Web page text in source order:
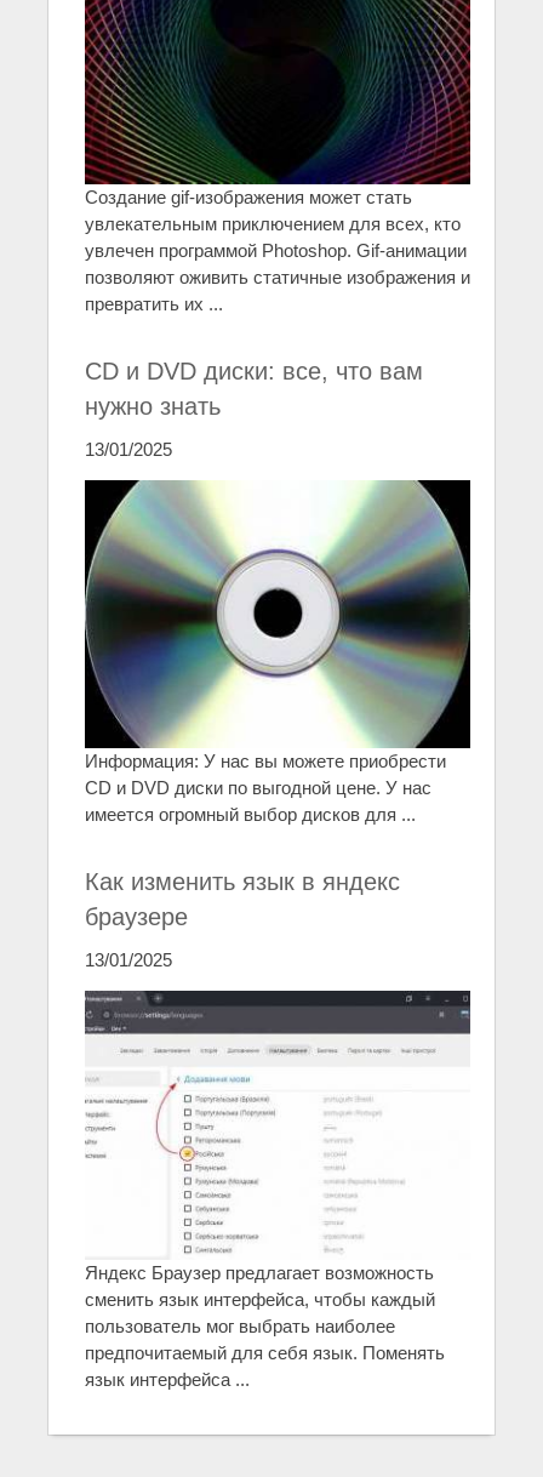
Создание gif-изображения может стать
увлекательным приключением для всех, кто
увлечен программой Photoshop. Gif-анимации
позволяют оживить статичные изображения и
превратить их ...
CD и DVD диски: все, что вам
нужно знать
13/01/2025
Информация: У нас вы можете приобрести
CD и DVD диски по выгодной цене. У нас
имеется огромный выбор дисков для ...
Как изменить язык в яндекс
браузере
13/01/2025
Яндекс Браузер предлагает возможность
сменить язык интерфейса, чтобы каждый
пользователь мог выбрать наиболее
предпочитаемый для себя язык. Поменять
язык интерфейса ...